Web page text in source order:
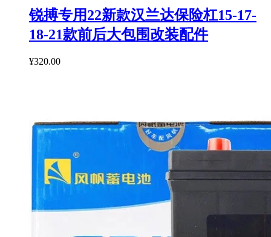
锐搏专用22新款汉兰达保险杠15-17-
18-21款前后大包围改装配件
¥320.00